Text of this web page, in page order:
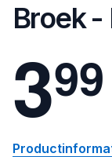
Broek -
399